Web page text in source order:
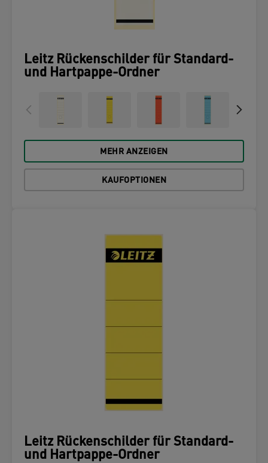
Leitz Rückenschilder für Standard-
und Hartpappe-Ordner
MEHR ANZEIGEN
KAUFOPTIONEN
Leitz Rückenschilder für Standard-
und Hartpappe-Ordner